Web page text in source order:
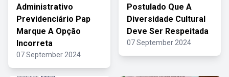
Administrativo
Previdenciário Pap
Marque A Opção
Incorreta
07 September 2024
Postulado Que A
Diversidade Cultural
Deve Ser Respeitada
07 September 2024